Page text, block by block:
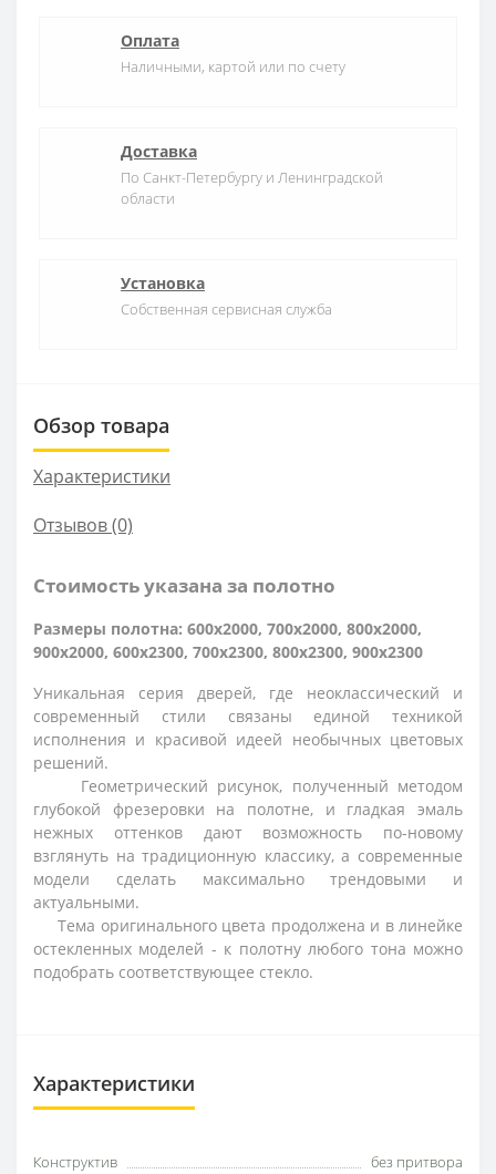
Оплата
Наличными, картой или по счету
Доставка
По Санкт-Петербургу и Ленинградской
области
Установка
Собственная сервисная служба
Обзор товара
Характеристики
Отзывов (0)
Стоимость указана за полотно
Размеры полотна: 600x2000, 700x2000, 800x2000,
900x2000, 600x2300, 700x2300, 800x2300, 900x2300
Уникальная серия дверей, где неоклассический и
современный стили связаны единой техникой
исполнения и красивой идеей необычных цветовых
решений.
Геометрический рисунок, полученный методом
глубокой фрезеровки на полотне, и гладкая эмаль
нежных оттенков дают возможность по-новому
взглянуть на традиционную классику, а современные
модели сделать максимально трендовыми и
актуальными.
Тема оригинального цвета продолжена и в линейке
остекленных моделей - к полотну любого тона можно
подобрать соответствующее стекло.
Характеристики
Конструктив
без притвора